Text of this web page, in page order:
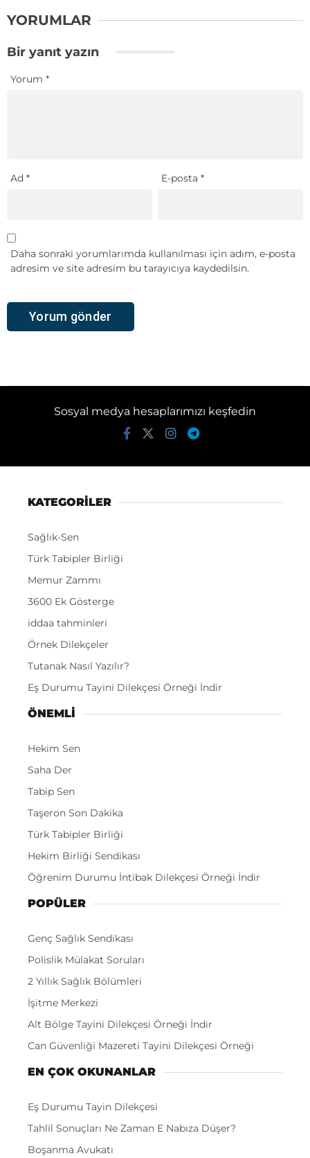
YORUMLAR
Bir yanıt yazın
Yorum *
Ad * E-posta*
Daha sonraki yorumlarımda kullanılması için adım, e-posta
adresim ve site adresim bu tarayıcıya kaydedilsin.
Sosyal medya hesaplarımızı keşfedin
KATEGORİLER
Sağlık-Sen
Türk Tabipler Birliği
Memur Zammı
3600 Ek Gösterge
iddaa tahminleri
Örnek Dilekçeler
Tutanak Nasıl Yazılır?
Eş Durumu Tayini Dilekçesi Örneği İndir
ÖNEMLI
Hekim Sen
Saha Der
Tabip Sen
Taşeron Son Dakika
Türk Tabipler Birliği
Hekim Birliği Sendikası
Öğrenim Durumu İntibak Dilekçesi Örneği İndir
POPÜLER
Genç Sağlık Sendikası
Polislik Mülakat Soruları
2 Yıllık Sağlık Bölümleri
İşitme Merkezi
Alt Bölge Tayini Dilekçesi Örneği İndir
Can Güvenliği Mazereti Tayini Dilekçesi Örneği
EN ÇOK OKUNANLAR
Eş Durumu Tayin Dilekçesi
Tahlil Sonuçları Ne Zaman E Nabıza Düşer?
Boşanma Avukatı